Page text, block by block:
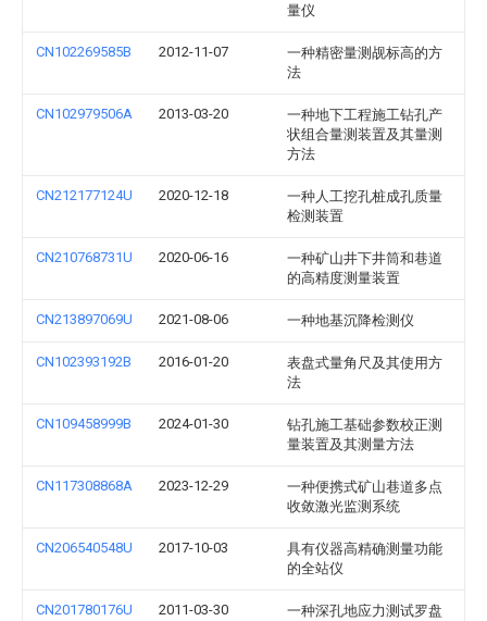
量仪
CN102269585B 2012-11-07
一种精密量测觇标高的方
法
CN102979506A 2013-03-20
一种地下工程施工钻孔产
状组合量测装置及其量测
方法
CN212177124U 2020-12-18
一种人工挖孔桩成孔质量
检测装置
CN210768731U 2020-06-16
一种矿山井下井筒和巷道
的高精度测量装置
CN213897069U 2021-08-06 一种地基沉降检测仪
CN102393192B 2016-01-20
表盘式量角尺及其使用方
法
CN109458999B 2024-01-30
钻孔施工基础参数校正测
量装置及其测量方法
CN117308868A 2023-12-29
一种便携式矿山巷道多点
收敛激光监测系统
CN206540548U 2017-10-03
具有仪器高精确测量功能
的全站仪
CN201780176U 2011-03-30
一种深孔地应力测试罗盘